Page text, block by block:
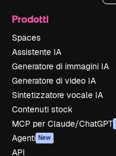
Prodotti
Spaces
Assistente IA
Generatore di immagini IA
Generatore di video IA
Sintetizzatore vocale IA
Contenuti stock
MCP per Claude/ChatGPT
Agenti New
API